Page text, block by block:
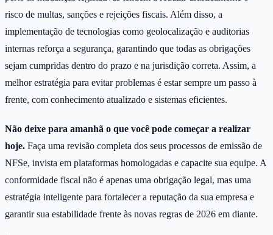
risco de multas, sanções e rejeições fiscais. Além disso, a
implementação de tecnologias como geolocalização e auditorias
internas reforça a segurança, garantindo que todas as obrigações
sejam cumpridas dentro do prazo e na jurisdição correta. Assim, a
melhor estratégia para evitar problemas é estar sempre um passo à
frente, com conhecimento atualizado e sistemas eficientes.
Não deixe para amanhã o que você pode começar a realizar
hoje. Faça uma revisão completa dos seus processos de emissão de
NFSe, invista em plataformas homologadas e capacite sua equipe. A
conformidade fiscal não é apenas uma obrigação legal, mas uma
estratégia inteligente para fortalecer a reputação da sua empresa e
garantir sua estabilidade frente às novas regras de 2026 em diante.